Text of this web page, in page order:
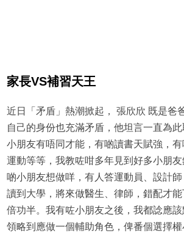
家長VS補習天王
近日「矛盾」熱潮掀起， 張欣欣 既是爸
自己的身份也充滿矛盾，他坦言一直為
小朋友有唔同才能，有啲讀書天賦強，有
運動等等，我教咗咁多年見到好多小朋
啲小朋友想做咩，有人答運動員、設計
讀到大學，將來做醫生、律師，錯配才
倍功半。我有咗小朋友之後，我都諗應
領略到應做一個輔助角色，俾番個選擇